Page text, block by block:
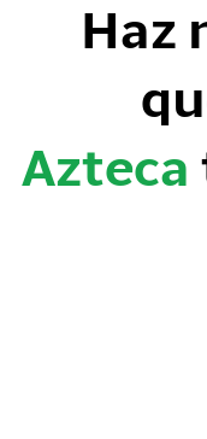
Haz
Azteca